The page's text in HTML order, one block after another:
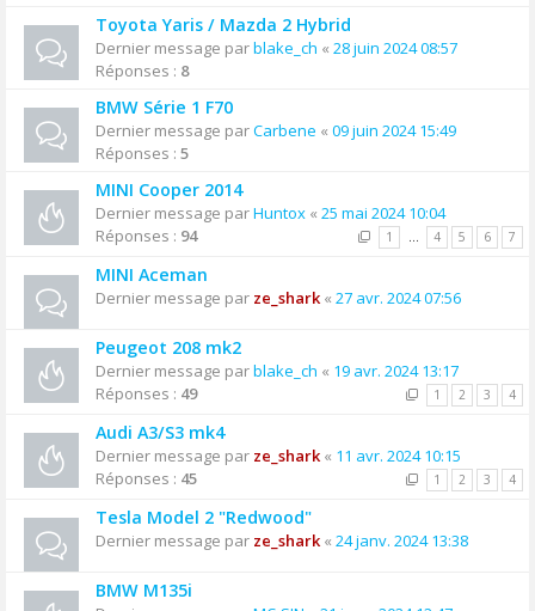
Toyota Yaris / Mazda 2 Hybrid
Dernier message parblake_ch « 28 juin 2024 08:57
Réponses : 8
BMW Série 1 F70
Dernier message parCarbene « 09 juin 2024 15:49
Réponses : 5
MINI Cooper 2014
Dernier message parHuntox « 25 mai 2024 10:04
Réponses : 94 1 … 4 5 6 7
MINI Aceman
Dernier message par ze_shark« 27 avr. 2024 07:56
Peugeot 208 mk2
Dernier message parblake_ch « 19 avr. 2024 13:17
Réponses : 49 1 2 3 4
Audi A3/S3 mk4
Dernier message par ze_shark« 11 avr. 2024 10:15
Réponses : 45 1 2 3 4
Tesla Model 2 "Redwood"
Dernier message par ze_shark« 24 janv. 2024 13:38
BMW M135i